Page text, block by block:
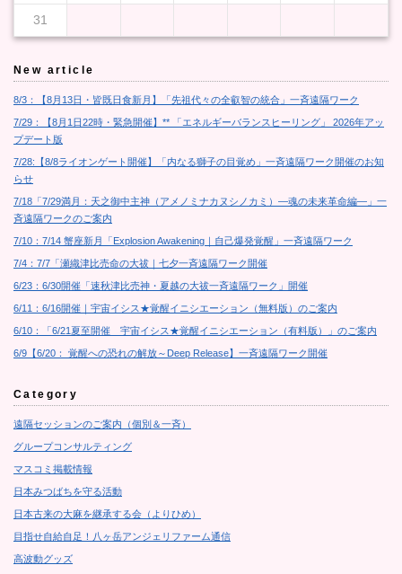
31
New article
8/3：【8月13日・皆既日食新月】「先祖代々の全叡智の統合」一斉遠隔ワーク
7/29：【8月1日22時・緊急開催】** 「エネルギーバランスヒーリング」 2026年アッ
プデート版
7/28:【8/8ライオンゲート開催】「内なる獅子の目覚め」一斉遠隔ワーク開催のお知
らせ
7/18「7/29満月：天之御中主神（アメノミナカヌシノカミ）―魂の未来革命編―」一
斉遠隔ワークのご案内
7/10：7/14 蟹座新月「Explosion Awakening｜自己爆発覚醒」一斉遠隔ワーク
7/4：7/7「瀬織津比売命の大祓｜七夕一斉遠隔ワーク開催
6/23：6/30開催「速秋津比売神・夏越の大祓一斉遠隔ワーク」開催
6/11：6/16開催｜宇宙イシス★覚醒イニシエーション（無料版）のご案内
6/10：「6/21夏至開催 宇宙イシス★覚醒イニシエーション（有料版）」のご案内
6/9【6/20： 覚醒への恐れの解放～Deep Release】一斉遠隔ワーク開催
Category
遠隔セッションのご案内（個別＆一斉）
グループコンサルティング
マスコミ掲載情報
日本みつばちを守る活動
日本古来の大麻を継承する会（よりひめ）
目指せ自給自足！八ヶ岳アンジェリファーム通信
高波動グッズ